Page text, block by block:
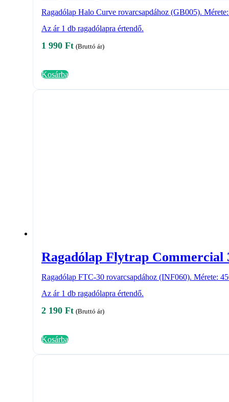
Ragadólap Halo Curve rovarcsapdához (GB005).
Az ár 1 db ragadólapra értendő.
1 990 Ft (Bruttó ár)
Kosárba
Ragadólap Flytrap Commercial
Ragadólap FTC-30 rovarcsapdához (INF060). Mérete:
Az ár 1 db ragadólapra értendő.
2 190 Ft (Bruttó ár)
Kosárba